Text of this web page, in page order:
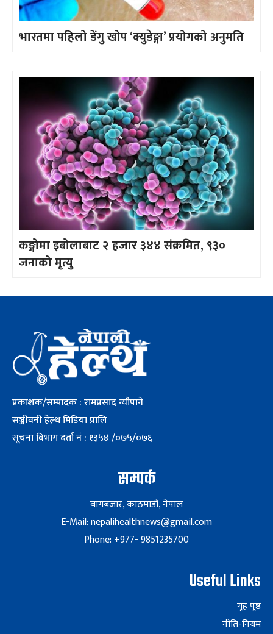
भारतमा पहिलो डेंगु खोप ‘क्युडेङ्गा’ प्रयोगको अनुमति
कङ्गोमा इबोलाबाट २ हजार ३४४ संक्रमित, ९३०
जनाको मृत्यु
प्रकाशक/सम्पादक : रामप्रसाद न्यौपाने
सञ्जीवनी हेल्थ मिडिया प्रालि
सूचना विभाग दर्ता नं : १३५४ /०७५/०७६
सम्पर्क
बागबजार, काठमाडौं, नेपाल
E-Mail: nepalihealthnews@gmail.com
Phone: +977- 9851235700
Useful Links
गृह पृष्ठ
नीति-नियम